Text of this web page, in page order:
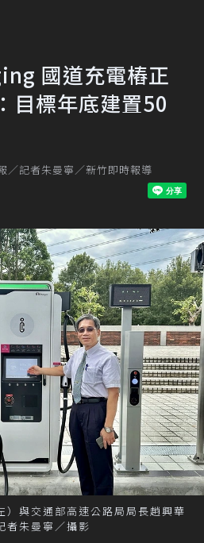
國道充電樁正
目標年底建置50
／記者朱曼寧／新竹即時報導
）與交通部高速公路局局長趙興華
者朱曼寧／攝影